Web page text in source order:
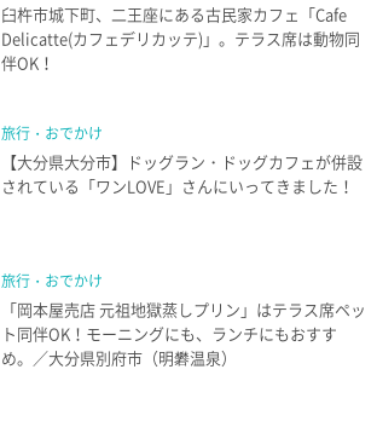
臼杵市城下町、二王座にある古民家カフェ「Cafe
Delicatte(カフェデリカッテ)」。テラス席は動物同
伴OK！
旅行・おでかけ
【大分県大分市】ドッグラン・ドッグカフェが併設
されている「ワンLOVE」さんにいってきました！
旅行・おでかけ
「岡本屋売店 元祖地獄蒸しプリン」はテラス席ペッ
ト同伴OK！モーニングにも、ランチにもおすす
め。／大分県別府市（明礬温泉）